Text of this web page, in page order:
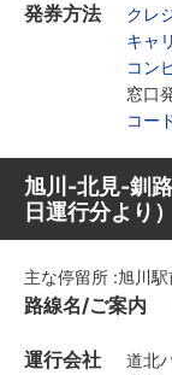
発券方法
クレ
キャ
コン
窓口
コー
旭川-北見-釧
日運行分より）
主な停留所 :旭川
路線名/ご案内
運行会社
道北